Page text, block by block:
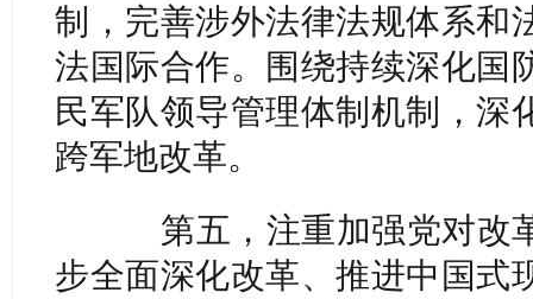
制，完善涉外法律法规体系和
法国际合作。围绕持续深化国
民军队领导管理体制机制，深
跨军地改革。
第五，注重加强党对改
步全面深化改革、推进中国式